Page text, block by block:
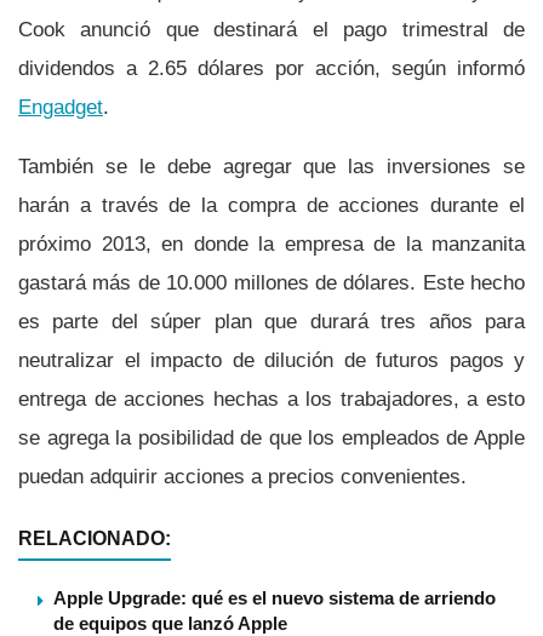
Cook anunció que destinará el pago trimestral de
dividendos a 2.65 dólares por acción, según informó
Engadget.
También se le debe agregar que las inversiones se
harán a través de la compra de acciones durante el
próximo 2013, en donde la empresa de la manzanita
gastará más de 10.000 millones de dólares. Este hecho
es parte del súper plan que durará tres años para
neutralizar el impacto de dilución de futuros pagos y
entrega de acciones hechas a los trabajadores, a esto
se agrega la posibilidad de que los empleados de Apple
puedan adquirir acciones a precios convenientes.
RELACIONADO:
Apple Upgrade: qué es el nuevo sistema de arriendo
de equipos que lanzó Apple